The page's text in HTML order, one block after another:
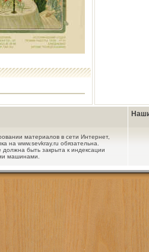
материалов в сети Интернет,
на www.sevkray.ru обязательна.
должна быть закрыта к индексации
машинами.